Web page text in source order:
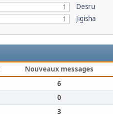
1
1
Desru
Jigisha
Nouveaux messages
6
0
3